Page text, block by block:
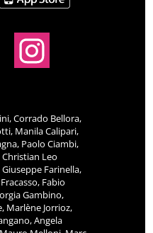
Corrado Bellora,
Manila Calipari,
Paolo Ciambi,
Leo
Farinella,
Fabio
Gambino,
Marlène Jorrioz,
Angela